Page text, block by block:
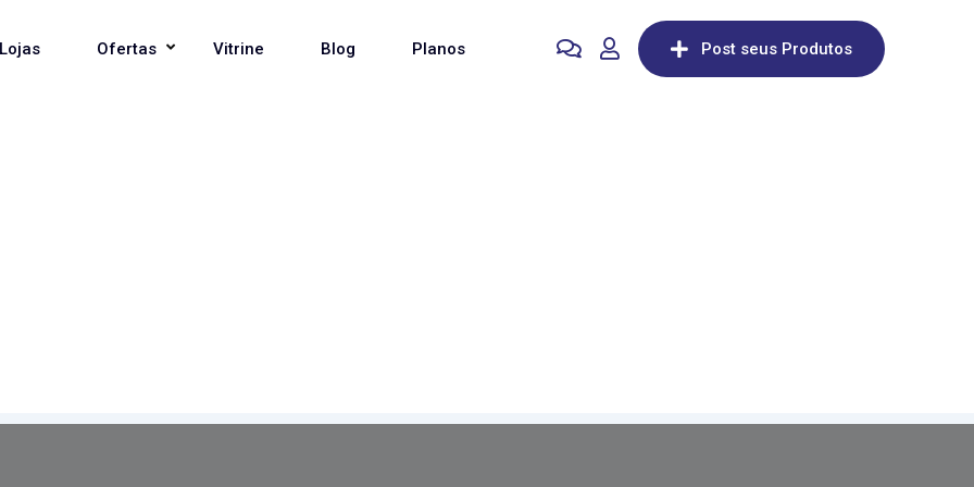
Lojas Ofertas Vitrine Blog Planos Post seus Produtos